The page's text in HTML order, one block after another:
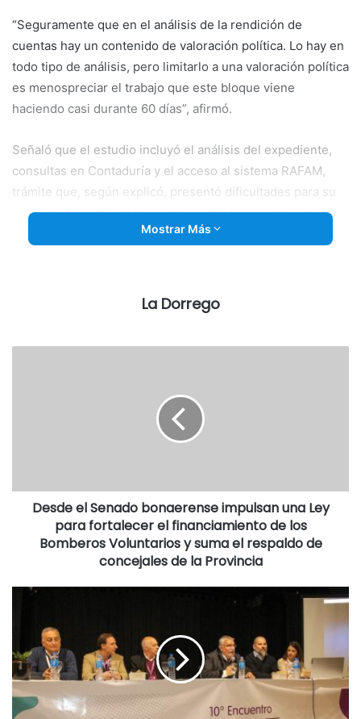
“Seguramente que en el análisis de la rendición de
cuentas hay un contenido de valoración política. Lo hay en
todo tipo de análisis, pero limitarlo a una valoración política
es menospreciar el trabajo que este bloque viene
haciendo casi durante 60 días”, afirmó.
Señaló que el estudio incluyó el análisis del expediente,
consultas en Contaduría y el acceso al sistema RAFAM,
trámite que, según explicó, presentó dificultades para su
bancada. “Nuestro bloque hizo un trabajo, un análisis
minucioso y responsable de la rendición de cuentas”,
En relación con los resultados económicos del ejercicio
2025, indicó que el artículo 43 arrojó un superávit de 564
de 3.633 millones de pesos tras sumar el saldo de caja y
bancos del ejercicio anterior y descontar la deuda abonada
recaudación de tasas municipales. “Este gobierno, durante
el ejercicio 2025, ha tenido una muy mala gestión de
recaudación”, afirmó.
Ejemplificó que la tasa de servicios urbanos registró una
cobrabilidad del 49%, mientras que la tasa vial alcanzó el
88%. También señaló que la tasa por inspección, seguridad
e higiene tuvo una cobrabilidad del 70% y que las patentes
de automotores llegaron al 46%.
Respecto de la ejecución presupuestaria, indicó que el
Mostrar Más
La Dorrego
Desde el Senado bonaerense impulsan una Ley
para fortalecer el financiamiento de los
Bomberos Voluntarios y suma el respaldo de
concejales de la Provincia